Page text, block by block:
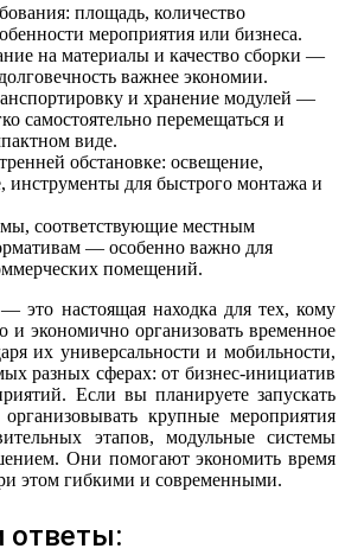
площадь, количество
мероприятия или бизнеса.
на материалы и качество сборки —
важнее экономии.
и хранение модулей —
самостоятельно перемещаться и
виде.
обстановке: освещение,
инструменты для быстрого монтажа и
соответствующие местным
— особенно важно для
помещений.
это настоящая находка для тех, кому
и экономично организовать временное
их универсальности и мобильности,
разных сферах: от бизнес-инициатив
Если вы планируете запускать
крупные мероприятия
этапов, модульные системы
Они помогают экономить время
этом гибкими и современными.